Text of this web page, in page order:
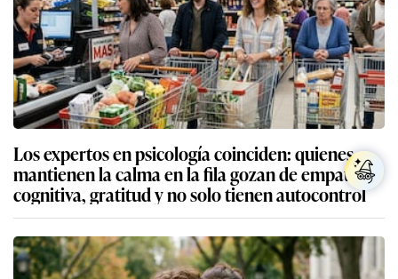
Los expertos en psicología coinciden: quienes
mantienen la calma en la fila gozan de empatía
cognitiva, gratitud y no solo tienen autocontrol